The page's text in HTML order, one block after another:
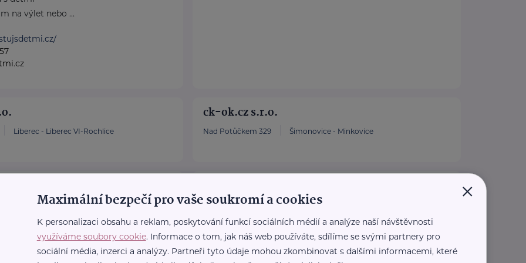
na výlet nebo ...
Liberec - Liberec VI-Rochlice
ck-ok.cz s.r.o.
Nad Potůčkem 329 Šimonovice - Minkovice
- Liberec I-Staré Město Mšenská 57 Liberec - Liberec XXIX-Kunratice ×
Maximální bezpečí pro vaše soukromí a cookies
K personalizaci obsahu a reklam, poskytování funkcí sociálních médií a analýze naší návštěvnosti
využíváme soubory cookie. Informace o tom, jak náš web používáte, sdílíme se svými partnery pro
sociální média, inzerci a analýzy. Partneři tyto údaje mohou zkombinovat s dalšími informacemi, které